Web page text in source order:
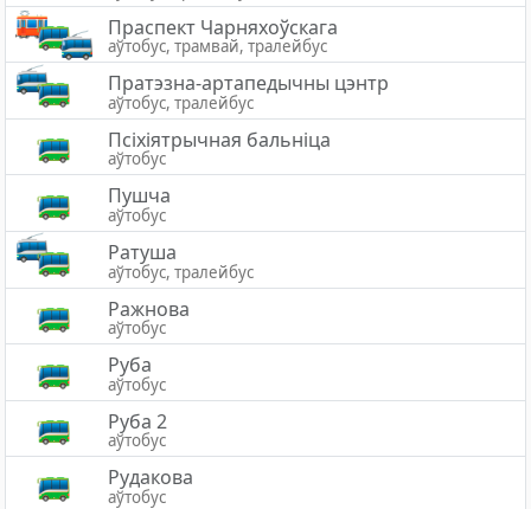
Праспект Чарняхоўскага
аўтобус, трамвай, тралейбус
Пратэзна-артапедычны цэнтр
аўтобус, тралейбус
Псіхіятрычная бальніца
аўтобус
Пушча
аўтобус
Ратуша
аўтобус, тралейбус
Ражнова
аўтобус
Руба
аўтобус
Руба 2
аўтобус
Рудакова
аўтобус